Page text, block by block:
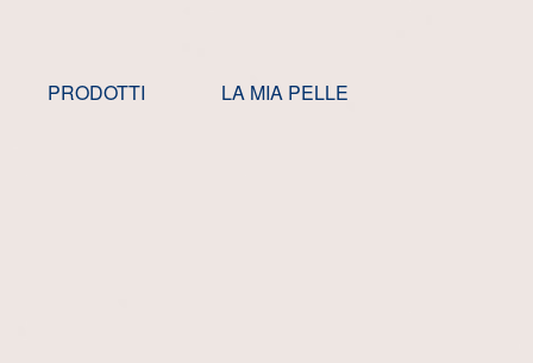
PRODOTTI LA MIA PELLE